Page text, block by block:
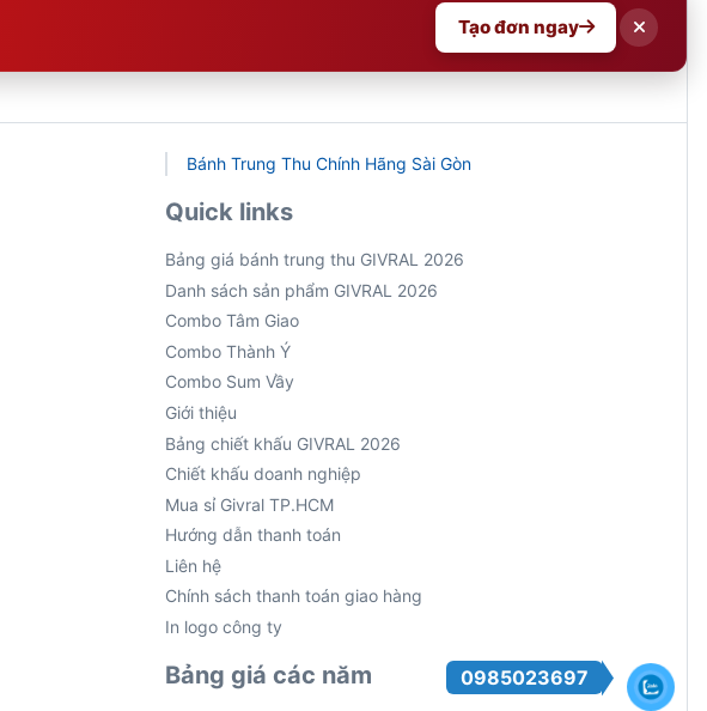
Tạo đơn ngay
Bánh Trung Thu Chính Hãng Sài Gòn
Quick links
Bảng giá bánh trung thu GIVRAL 2026
Danh sách sản phẩm GIVRAL 2026
Combo Tâm Giao
Combo Thành Ý
Combo Sum Vầy
Giới thiệu
Bảng chiết khấu GIVRAL 2026
Chiết khấu doanh nghiệp
Mua sỉ Givral TP.HCM
Hướng dẫn thanh toán
Liên hệ
Chính sách thanh toán giao hàng
In logo công ty
Bảng giá các năm 0985023697